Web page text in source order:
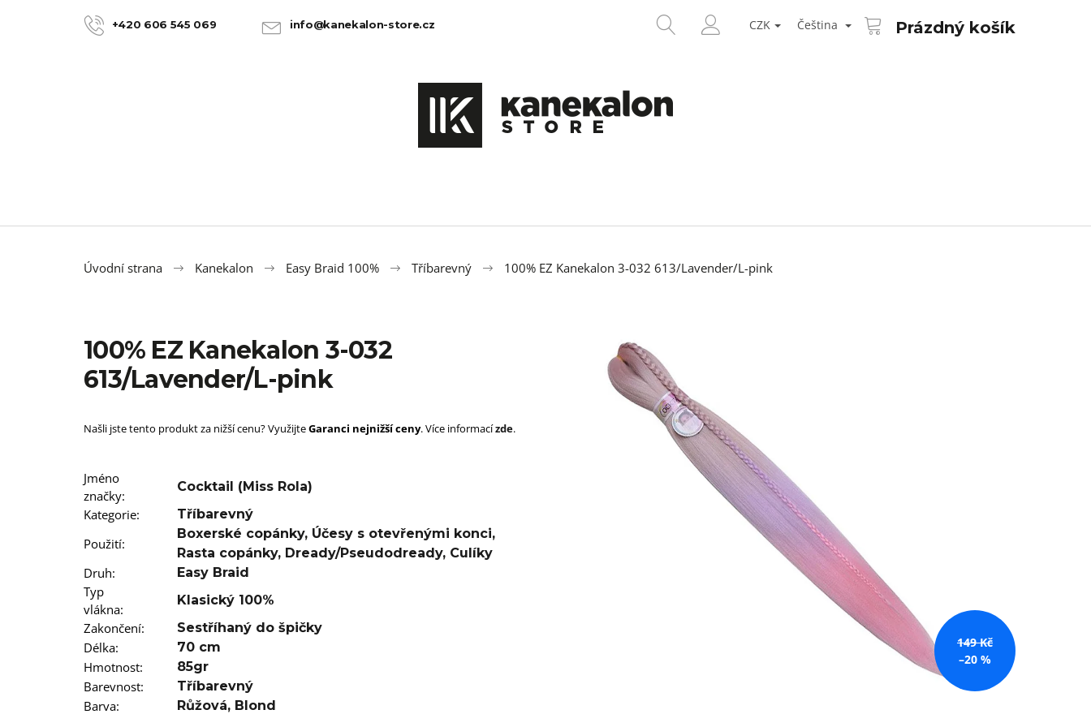
+420 606 545 069 info@kanekalon-store.cz
HLEDAT
CZK Čeština NÁKUPNÍ
KOŠÍK
Prázdný košík
Úvodní strana Kanekalon Easy Braid 100% Tříbarevný 100% EZ Kanekalon 3-032 613/Lavender/L-pink
100% EZ Kanekalon 3-032
613/Lavender/L-pink
149 Kč
–20 %
Našli jste tento produkt za nižší cenu? VyužijteGaranci nejnižší ceny. Více informacízde.
Jméno
značky:
Cocktail (Miss Rola)
Kategorie: Tříbarevný
Použití:
Boxerské copánky, Účesy s otevřenými konci,
Rasta copánky, Dready/Pseudodready, Culíky
Druh: Easy Braid
Typ
vlákna:
Klasický 100%
Zakončení: Sestříhaný do špičky
Délka: 70 cm
Hmotnost: 85gr
Barevnost: Tříbarevný
Barva: Růžová, Blond
Co potřebujete najít?
100% JUMBO BRAID KANEKALON 22
SUPERBRAID
99 Kč
100% EZ KANEKALON 1
100% JUMBO BRAID KANEKALON 1
SUPERBRAID
99 Kč
Původně:149 Kč